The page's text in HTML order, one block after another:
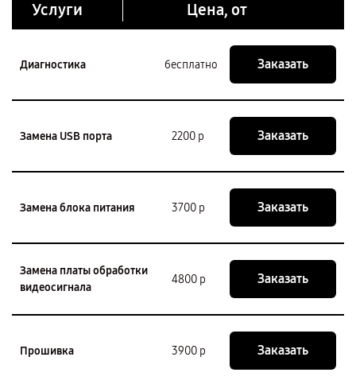
Услуги Цена, от
Диагностика бесплатно Заказать
Замена USB порта 2200 р Заказать
Замена блока питания 3700 р Заказать
Замена платы обработки
видеосигнала
4800 р Заказать
Прошивка 3900 р Заказать